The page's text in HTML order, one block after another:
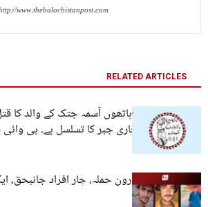
www.thebalochistanpost.com
RELATED ARTICLES
ڈیتھ اسکواڈ کے ہاتھوں آسمہ جتک کے والد کا
بلوچستان میں جاری جبر کا تسلسل ہے۔ بی
خضدار: گھر پر ڈرون حملہ، چار افراد جانبحق،
زخمی